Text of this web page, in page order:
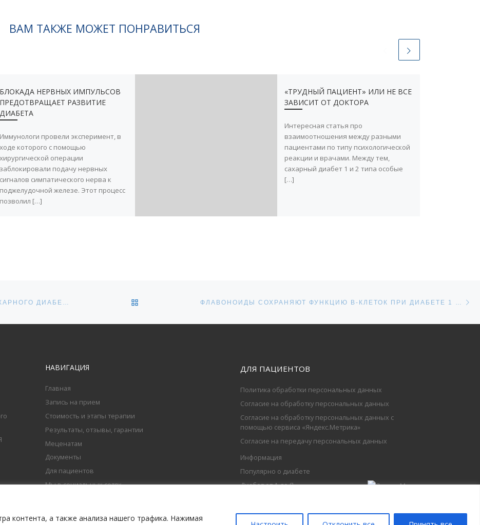
контента, а также анализа нашего трафика. Нажимая
ВАМ ТАКЖЕ МОЖЕТ ПОНРАВИТЬСЯ
БЛОКАДА НЕРВНЫХ ИМПУЛЬСОВ
ПРЕДОТВРАЩАЕТ РАЗВИТИЕ
ДИАБЕТА
Иммунологи провели эксперимент, в
ходе которого с помощью
хирургической операции
заблокировали подачу нервных
сигналов симпатического нерва к
поджелудочной железе. Этот процесс
позволил […]
«ТРУДНЫЙ ПАЦИЕНТ» ИЛИ НЕ ВСЕ
ЗАВИСИТ ОТ ДОКТОРА
Интересная статья про
взаимоотношения между разными
пациентами по типу психологической
реакции и врачами. Между тем,
сахарный диабет 1 и 2 типа особые
[…]
ОБРАТНО К СПИСКУ ЗАПИСЕЙ
НАВИГАЦИЯ
Главная
Запись на прием
Стоимость и этапы терапии
Результаты, отзывы, гарантии
Меценатам
Документы
Для пациентов
Мы в социальных сетях
ДЛЯ ПАЦИЕНТОВ
Политика обработки персональных данных
Согласие на обработку персональных данных
Согласие на обработку персональных данных с
помощью сервиса «Яндекс.Метрика»
Согласие на передачу персональных данных
Информация
Популярно о диабете
Диабет от А до Я